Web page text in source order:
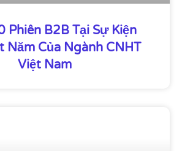
Phiên B2B Tại Sự Kiện
Năm Của Ngành CNHT
Việt Nam